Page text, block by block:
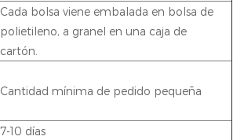
Cada bolsa viene embalada en bolsa de
polietileno, a granel en una caja de
cartón.
Cantidad mínima de pedido pequeña
7-10 días